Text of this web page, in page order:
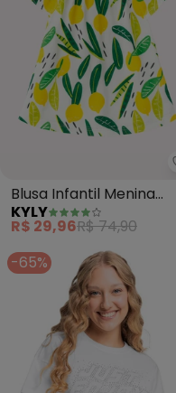
Blusa Infantil Menina
Folhagem (Branco)
KYLY
R$ 29,96R$ 74,90
-65%